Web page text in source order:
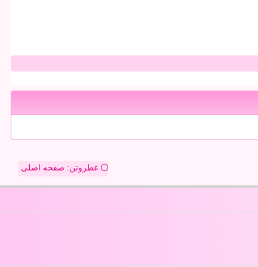
عطروتن: صفحه اصلی